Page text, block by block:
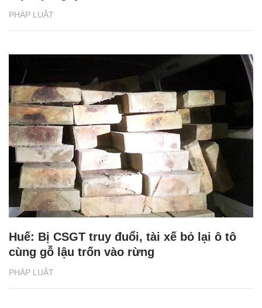
PHÁP LUẬT
PHÁP LUẬT
Huế: Bị CSGT truy đuổi, tài xế bỏ lại ô tô
cùng gỗ lậu trốn vào rừng